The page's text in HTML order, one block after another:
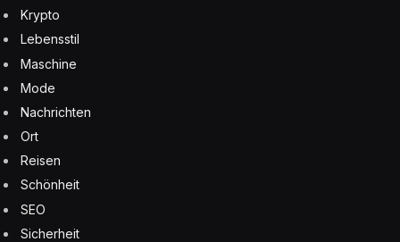
Krypto
Lebensstil
Maschine
Mode
Nachrichten
Ort
Reisen
Schönheit
SEO
Sicherheit